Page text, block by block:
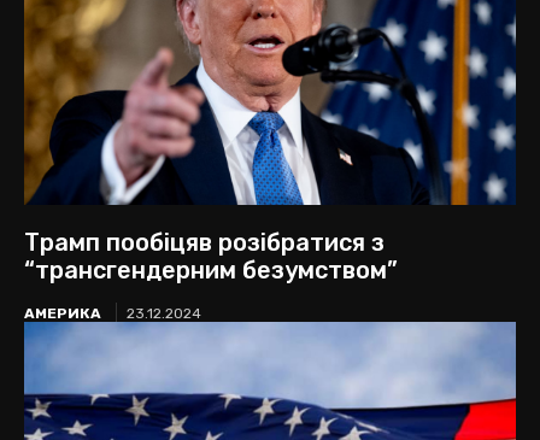
Трамп пообіцяв розібратися з
“трансгендерним безумством”
АМЕРИКА 23.12.2024